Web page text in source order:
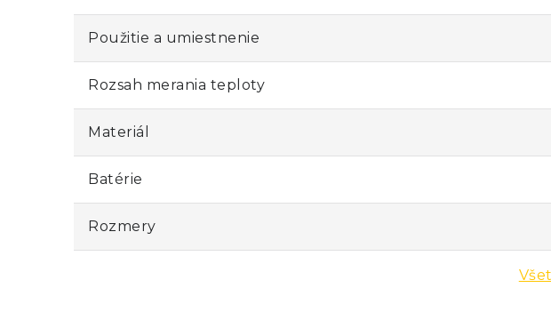
Použitie a umiestnenie
Rozsah merania teploty
Materiál
Batérie
Rozmery